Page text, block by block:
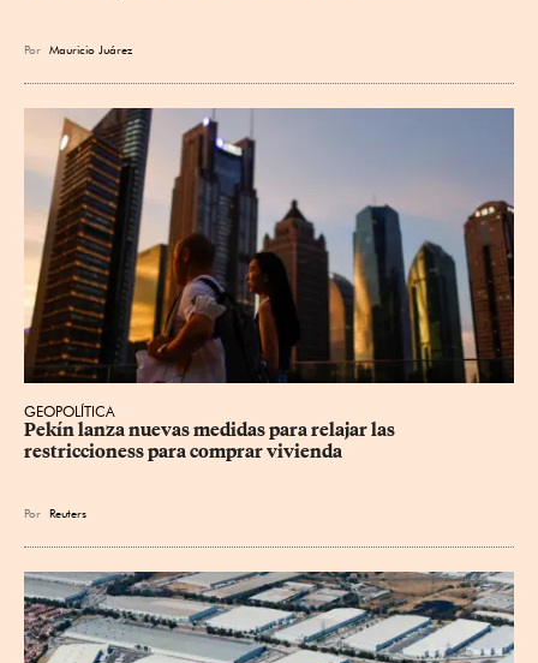
Por Mauricio Juárez
GEOPOLÍTICA
Pekín lanza nuevas medidas para relajar ⁠las
restriccioness para comprar vivienda
Por Reuters